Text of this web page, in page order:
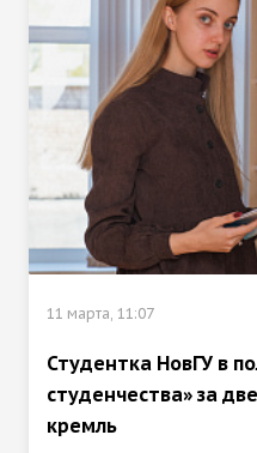
11 марта, 11:07
Студентка НовГУ в
студенчества» за
кремль